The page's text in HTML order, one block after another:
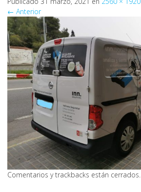
← Anterior
Comentarios y trackbacks están cerrados.